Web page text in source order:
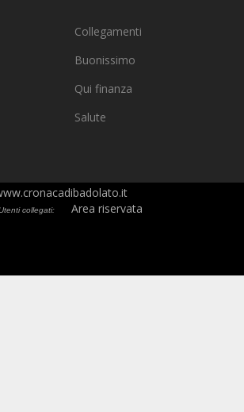
Collegamenti
Buonissimo
Qui finanza
Salute
www.cronacadibadolato.it
collegati: Area riservata